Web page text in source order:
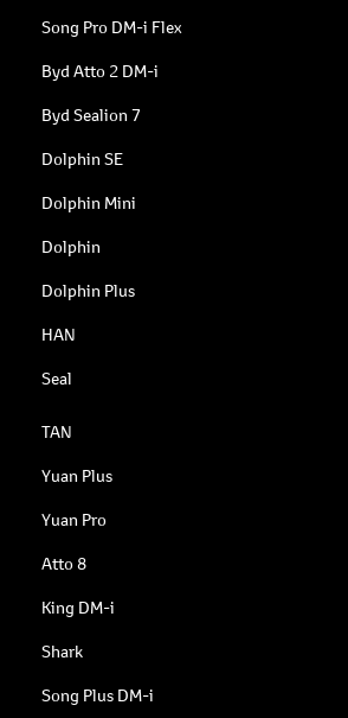
Song Pro DM-i Flex
Byd Atto 2 DM-i
Byd Sealion 7
Dolphin SE
Dolphin Mini
Dolphin
Dolphin Plus
HAN
Seal
TAN
Yuan Plus
Yuan Pro
Atto 8
King DM-i
Shark
Song Plus DM-i